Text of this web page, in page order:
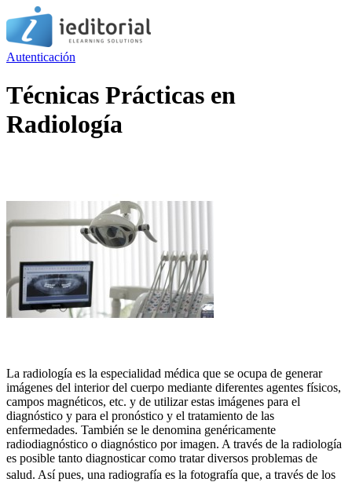
Autenticación
Técnicas Prácticas en
Radiología
La radiología es la especialidad médica que se ocupa de generar
imágenes del interior del cuerpo mediante diferentes agentes físicos,
campos magnéticos, etc. y de utilizar estas imágenes para el
diagnóstico y para el pronóstico y el tratamiento de las
enfermedades. También se le denomina genéricamente
radiodiagnóstico o diagnóstico por imagen. A través de la radiología
es posible tanto diagnosticar como tratar diversos problemas de
salud. Así pues, una radiografía es la fotografía que, a través de los